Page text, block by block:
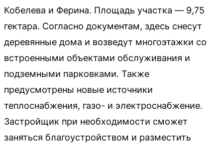
Кобелева и Ферина. Площадь участка — 9,75
гектара. Согласно документам, здесь снесут
деревянные дома и возведут многоэтажки со
встроенными объектами обслуживания и
подземными парковками. Также
предусмотрены новые источники
теплоснабжения, газо- и электроснабжение.
Застройщик при необходимости сможет
заняться благоустройством и разместить